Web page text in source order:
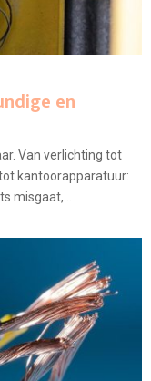
en
Van verlichting tot
kantoorapparatuur:
misgaat,...